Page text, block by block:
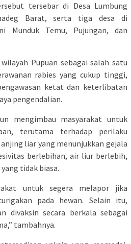
tersebar di Desa Lumbung
Barat, serta tiga desa di
Munduk Temu, Pujungan, dan
Pupuan sebagai salah satu
rabies yang cukup tinggi,
ketat dan keterlibatan
pengendalian.
mengimbau masyarakat untuk
terutama terhadap perilaku
liar yang menunjukkan gejala
berlebihan, air liur berlebih,
tidak biasa.
untuk segera melapor jika
pada hewan. Selain itu,
divaksin secara berkala sebagai
tambahnya.